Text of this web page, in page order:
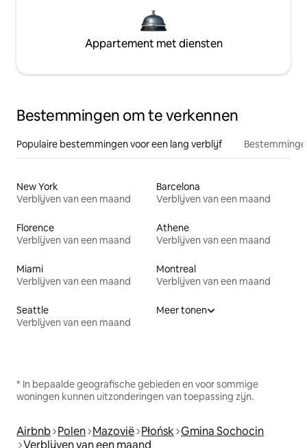
Appartement met diensten
Bestemmingen om te verkennen
Populaire bestemmingen voor een lang verblijf
New York
Verblijven van een maand
Barcelona
Verblijven van een maand
Florence
Verblijven van een maand
Athene
Verblijven van een maand
Miami
Verblijven van een maand
Montreal
Verblijven van een maand
Seattle
Verblijven van een maand
Meer tonen
* In bepaalde geografische gebieden en voor sommige
woningen kunnen uitzonderingen van toepassing zijn.
Airbnb Polen Mazovië Płońsk Gmina Sochocin
Verblijven van een maand